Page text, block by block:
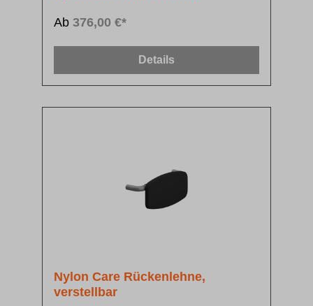
Ab 376,00 €*
Details
Nylon Care Rückenlehne,
verstellbar